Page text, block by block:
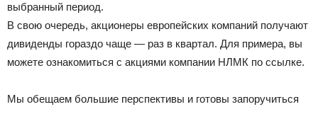
выбранный период.
В свою очередь, акционеры европейских компаний получают
дивиденды гораздо чаще — раз в квартал. Для примера, вы
можете ознакомиться с акциями компании НЛМК по ссылке.
Мы обещаем большие перспективы и готовы запоручиться